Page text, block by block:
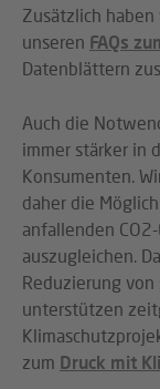
Zusätzlich
unseren FAQs
Datenblättern
Auch die
immer stärker in
Konsumenten.
daher die
anfallenden
auszugleichen.
Reduzierung von
unterstützen
zum Druck mit